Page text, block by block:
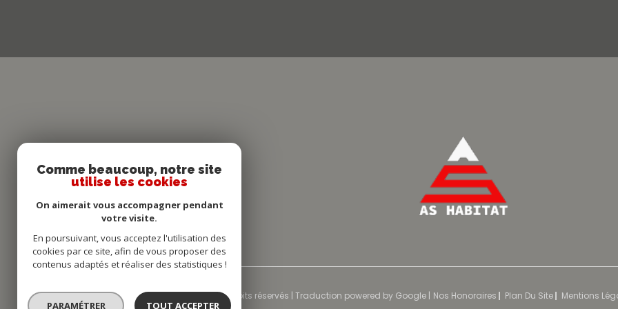
© 2026 | Tous droits réservés | Traduction powered by Google | Nos Honoraires Plan Du Site Mentions
Comme beaucoup, notre site
utilise les cookies
On aimerait vous accompagner pendant
votre visite.
En poursuivant, vous acceptez l'utilisation des
cookies par ce site, afin de vous proposer des
contenus adaptés et réaliser des statistiques !
PARAMÉTRER TOUT ACCEPTER